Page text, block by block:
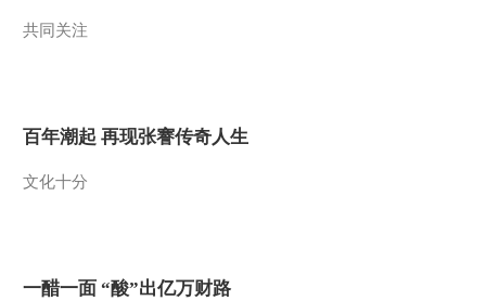
共同关注
百年潮起 再现张謇传奇人生
文化十分
一醋一面 “酸”出亿万财路